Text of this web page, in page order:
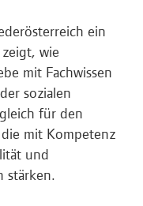
ein
wie
mit Fachwissen
sozialen
für den
mit Kompetenz
und
stärken.